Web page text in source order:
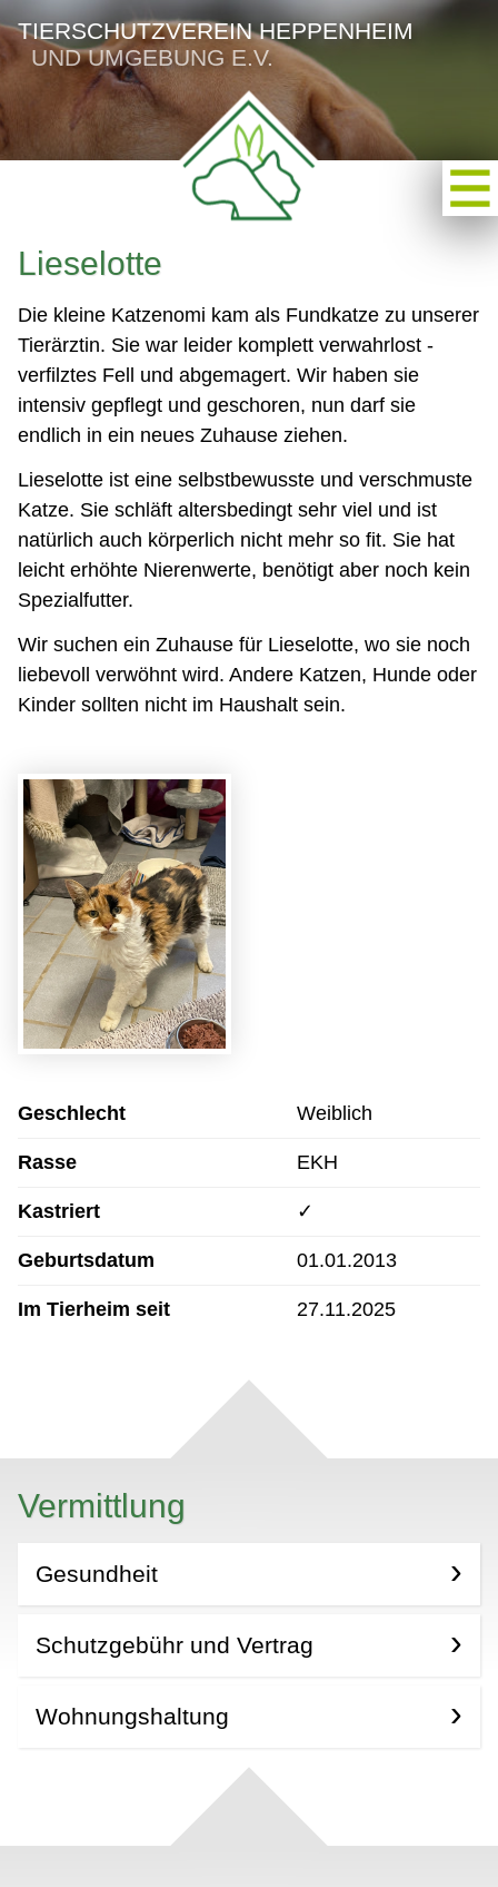
TIERSCHUTZVEREIN HEPPENHEIM
UND UMGEBUNG E.V.
Lieselotte
Die kleine Katzenomi kam als Fundkatze zu unserer
Tierärztin. Sie war leider komplett verwahrlost -
verfilztes Fell und abgemagert. Wir haben sie
intensiv gepflegt und geschoren, nun darf sie
endlich in ein neues Zuhause ziehen.
Lieselotte ist eine selbstbewusste und verschmuste
Katze. Sie schläft altersbedingt sehr viel und ist
natürlich auch körperlich nicht mehr so fit. Sie hat
leicht erhöhte Nierenwerte, benötigt aber noch kein
Spezialfutter.
Wir suchen ein Zuhause für Lieselotte, wo sie noch
liebevoll verwöhnt wird. Andere Katzen, Hunde oder
Kinder sollten nicht im Haushalt sein.
Geschlecht Weiblich
Rasse EKH
Kastriert ✓
Geburtsdatum 01.01.2013
Im Tierheim seit 27.11.2025
Vermittlung
Gesundheit
Schutzgebühr und Vertrag
Wohnungshaltung